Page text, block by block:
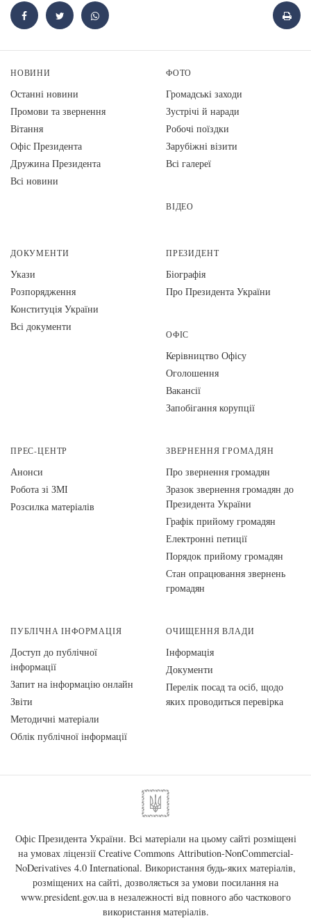
НОВИНИ
Останні новини
Промови та звернення
Вiтання
Офіс Президента
Дружина Президента
Всі новини
ФОТО
Громадські заходи
Зустрічі й наради
Робочі поїздки
Зарубіжні візити
Всі галереї
ВІДЕО
ДОКУМЕНТИ
Укази
Розпорядження
Конституція України
Всі документи
ПРЕЗИДЕНТ
Біографія
Про Президента України
ОФІС
Керівництво Офісу
Оголошення
Вакансії
Запобігання корупції
ПРЕС-ЦЕНТР
Анонси
Робота зі ЗМІ
Розсилка матеріалів
ЗВЕРНЕННЯ ГРОМАДЯН
Про звернення громадян
Зразок звернення громадян до
Президента України
Графік прийому громадян
Електронні петиції
Порядок прийому громадян
Стан опрацювання звернень
громадян
ПУБЛІЧНА ІНФОРМАЦІЯ
Доступ до публічної
інформації
Запит на інформацію онлайн
Звіти
Методичні матеріали
Облік публічної інформації
ОЧИЩЕННЯ ВЛАДИ
Інформація
Документи
Перелік посад та осіб, щодо
яких проводиться перевірка
Офіс Президента України. Всі матеріали на цьому сайті розміщені
на умовах ліцензії Creative Commons Attribution-NonCommercial-
NoDerivatives 4.0 International. Використання будь-яких матеріалів,
розміщених на сайті, дозволяється за умови посилання на
www.president.gov.uaв незалежності від повного або часткового
використання матеріалів.